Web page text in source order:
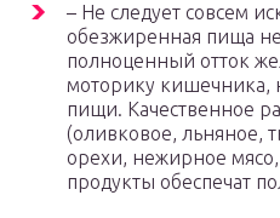
– Не следует совсем
обезжиренная пища
полноценный отток
моторику кишечника,
пищи. Качественное
(оливковое, льняное,
орехи, нежирное
продукты обеспечат